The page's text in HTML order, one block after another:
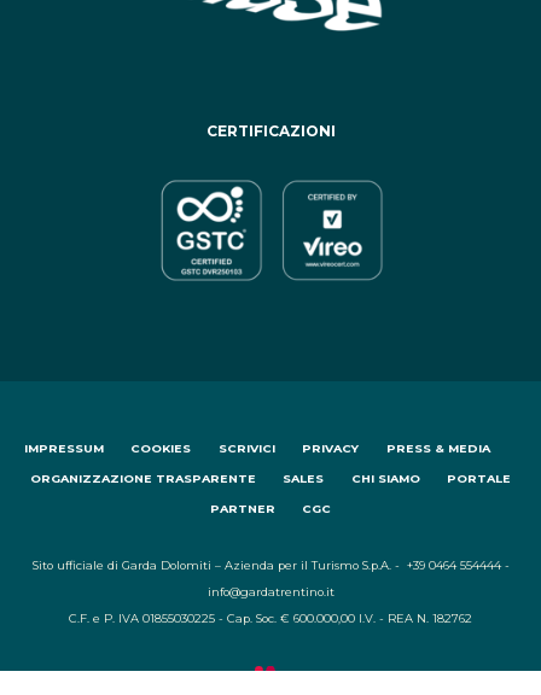
CERTIFICAZIONI
IMPRESSUM COOKIES SCRIVICI PRIVACY PRESS & MEDIA
ORGANIZZAZIONE TRASPARENTE SALES CHI SIAMO PORTALE
PARTNER CGC
Sito ufficiale di Garda Dolomiti – Azienda per il Turismo S.p.A. - +39 0464 554444 -
info@gardatrentino.it
C.F. e P. IVA 01855030225 - Cap. Soc. € 600.000,00 I.V. - REA N. 182762